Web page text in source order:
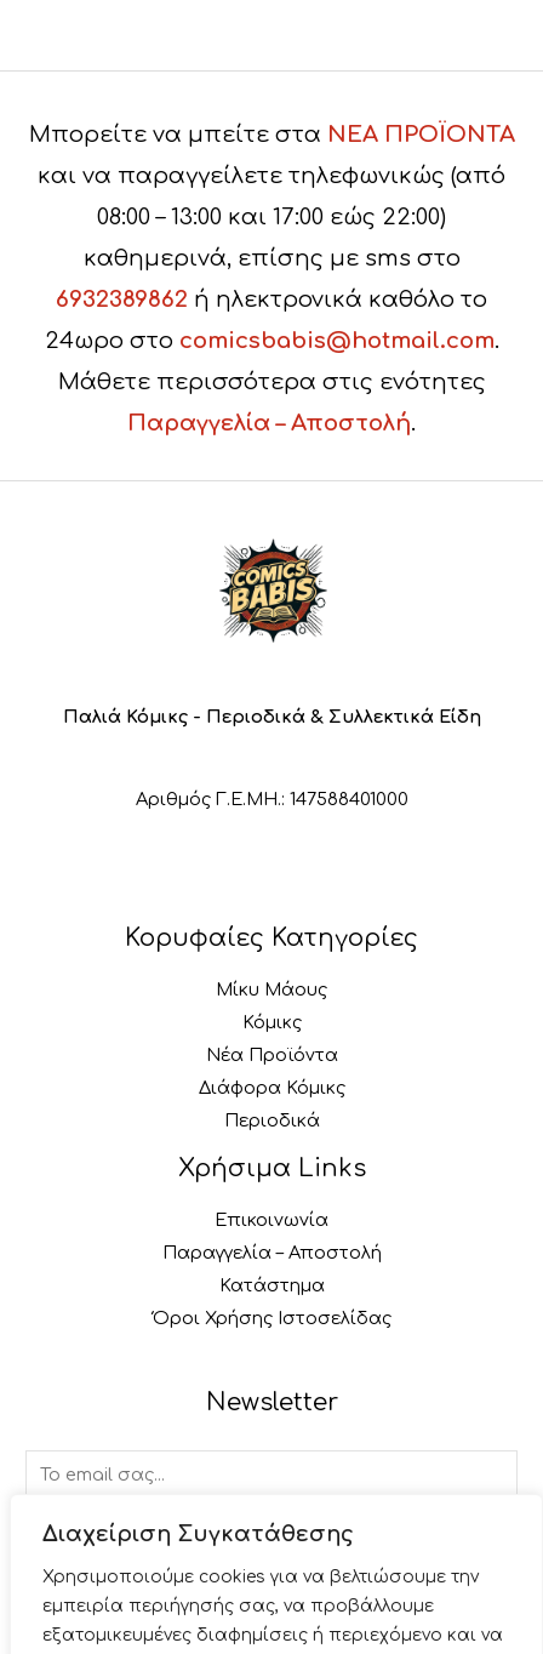
Διαχείριση Συγκατάθεσης
Χρησιμοποιούμε cookies για να βελτιώσουμε την
εμπειρία περιήγησής σας, να προβάλλουμε
εξατομικευμένες διαφημίσεις ή περιεχόμενο και να
Μπορείτε να μπείτε στα ΝΕΑ ΠΡΟΪΟΝΤΑ
και να παραγγείλετε τηλεφωνικώς (από
08:00 – 13:00 και 17:00 εώς 22:00)
καθημερινά, επίσης με sms στο
6932389862 ή ηλεκτρονικά καθόλο το
24ωρο στο comicsbabis@hotmail.com.
Μάθετε περισσότερα στις ενότητες
Παραγγελία – Αποστολή.
Παλιά Κόμικς - Περιοδικά & Συλλεκτικά Είδη
Αριθμός Γ.Ε.ΜΗ.: 147588401000
Κορυφαίες Κατηγορίες
Μίκυ Μάους
Κόμικς
Νέα Προϊόντα
Διάφορα Κόμικς
Περιοδικά
Χρήσιμα Links
Επικοινωνία
Παραγγελία – Αποστολή
Κατάστημα
Όροι Χρήσης Ιστοσελίδας
Newsletter
m